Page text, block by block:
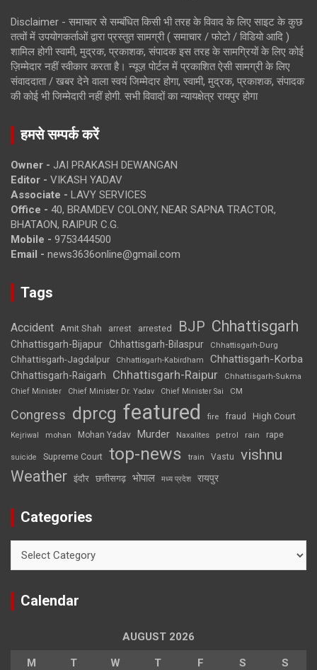
Disclaimer - समाचार से सम्बंधित किसी भी तरह के विवाद के लिए साइट के कुछ
तत्वों में उपयोगकर्ताओं द्वारा प्रस्तुत सामग्री ( समाचार / फोटो / विडियो आदि )
शामिल होगी स्वामी, मुद्रक, प्रकाशक, संपादक इस तरह के सामग्रियों के लिए कोई
ज़िम्मेदार नहीं स्वीकार करता है। न्यूज़ पोर्टल में प्रकाशित ऐसी सामग्री के लिए
संवाददाता / खबर देने वाला स्वयं जिम्मेदार होगा, स्वामी, मुद्रक, प्रकाशक, संपादक
की कोई भी जिम्मेदारी नहीं होगी. सभी विवादों का न्यायक्षेत्र रायपुर होगा
हमसे सम्पर्क करें
Owner - JAI PRAKASH DEWANGAN
Editor - VIKASH YADAV
Associate - LAVY SERVICES
Office - 40, BRAMDEV COLONY, NEAR SAPNA TRACTOR,
BHATAON, RAIPUR C.G.
Mobile - 9753444500
Email - news3636online@gmail.com
Tags
Accident Amit Shah arrest arrested BJP Chhattisgarh
Chhattisgarh-Bijapur Chhattisgarh-Bilaspur Chhattisgarh-Durg
Chhattisgarh-Jagdalpur Chhattisgarh-Kabirdham Chhattisgarh-Korba
Chhattisgarh-Raigarh Chhattisgarh-Raipur
Chhattisgarh-Sukma
Chief Minister
Chief Minister Dr. Yadav Chief Minister Sai CM
Congress dprcg featured fire fraud High Court
Kejriwal mohan Mohan Yadav Murder Naxalites petrol rain rape
suicide Supreme Court top-news train Vastu vishnu
Weather इंदौर छत्तीसगढ़ भोपाल मध्य प्रदेश रायपुर
Categories
Calendar
AUGUST 2026
M T W T F S S